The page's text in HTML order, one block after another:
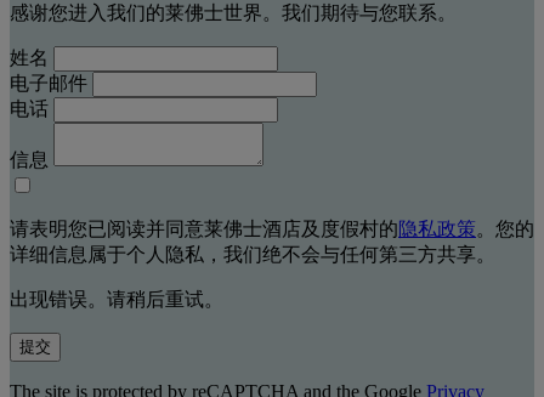
感谢您进入我们的莱佛士世界。我们期待与您联系。
姓名
电子邮件
电话
信息
请表明您已阅读并同意莱佛士酒店及度假村的隐私政策。您的
详细信息属于个人隐私，我们绝不会与任何第三方共享。
出现错误。请稍后重试。
提交
The site is protected by reCAPTCHA and the Google Privacy